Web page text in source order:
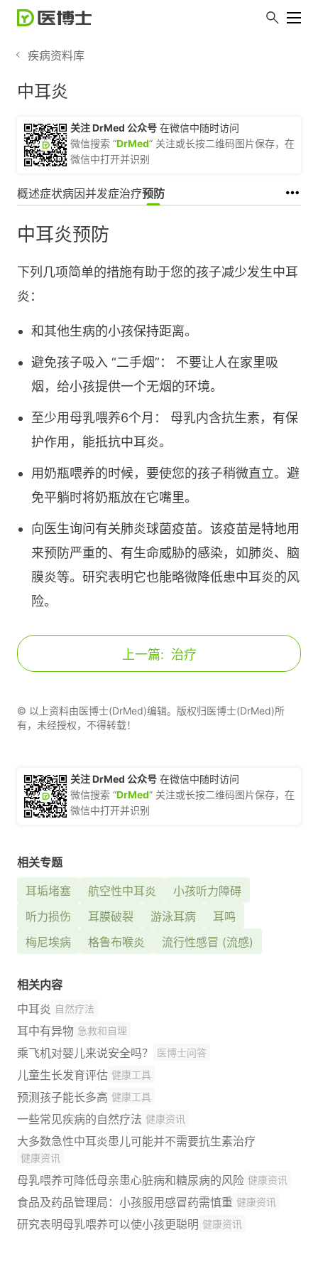
疾病资料库
中耳炎
关注 DrMed 公众号 在微信中随时访问
微信搜索 “DrMed” 关注或长按二维码图片保存，在
微信中打开并识别
概述症状病因并发症治疗预防
中耳炎预防
下列几项简单的措施有助于您的孩子减少发生中耳
炎：
和其他生病的小孩保持距离。
避免孩子吸入 “二手烟”： 不要让人在家里吸
烟，给小孩提供一个无烟的环境。
至少用母乳喂养6个月： 母乳内含抗生素，有保
护作用，能抵抗中耳炎。
用奶瓶喂养的时候，要使您的孩子稍微直立。避
免平躺时将奶瓶放在它嘴里。
向医生询问有关肺炎球菌疫苗。该疫苗是特地用
来预防严重的、有生命威胁的感染，如肺炎、脑
膜炎等。研究表明它也能略微降低患中耳炎的风
险。
上一篇: 治疗
© 以上资料由医博士(DrMed)编辑。版权归医博士(DrMed)所
有，未经授权，不得转载！
关注 DrMed 公众号 在微信中随时访问
微信搜索 “DrMed” 关注或长按二维码图片保存，在
微信中打开并识别
相关专题
耳垢堵塞
航空性中耳炎
小孩听力障碍
听力损伤
耳膜破裂 游泳耳病
耳鸣
梅尼埃病
格鲁布喉炎 流行性感冒 (流感)
相关内容
中耳炎 自然疗法
耳中有异物 急救和自理
乘飞机对婴儿来说安全吗？ 医博士问答
儿童生长发育评估 健康工具
预测孩子能长多高 健康工具
一些常见疾病的自然疗法 健康资讯
大多数急性中耳炎患儿可能并不需要抗生素治疗
健康资讯
母乳喂养可降低母亲患心脏病和糖尿病的风险 健康资讯
食品及药品管理局：小孩服用感冒药需慎重 健康资讯
研究表明母乳喂养可以使小孩更聪明 健康资讯